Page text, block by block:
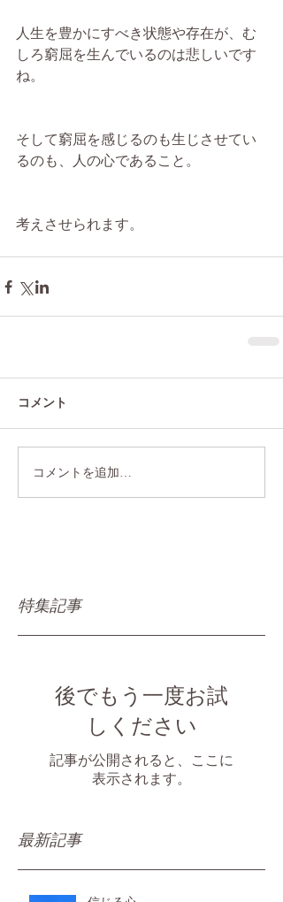
人生を豊かにすべき状態や存在が、む
しろ窮屈を生んでいるのは悲しいです
ね。
そして窮屈を感じるのも生じさせてい
るのも、人の心であること。
考えさせられます。
コメント
コメントを追加…
特集記事
後でもう一度お試
しください
記事が公開されると、ここに
表示されます。
最新記事